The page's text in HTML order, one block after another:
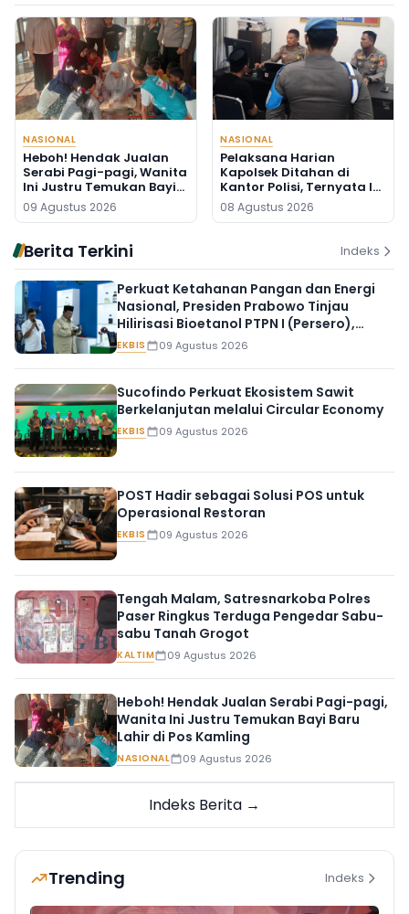
NASIONAL
Heboh! Hendak Jualan
Serabi Pagi-pagi, Wanita
Ini Justru Temukan Bayi
Baru Lahir di Pos Kamling
09 Agustus 2026
NASIONAL
Pelaksana Harian
Kapolsek Ditahan di
Kantor Polisi, Ternyata Ini
Penyebabnya
08 Agustus 2026
Berita Terkini Indeks
Perkuat Ketahanan Pangan dan Energi
Nasional, Presiden Prabowo Tinjau
Hilirisasi Bioetanol PTPN I (Persero),
Subholding Perkebunan Nusantara
EKBIS 09 Agustus 2026
Sucofindo Perkuat Ekosistem Sawit
Berkelanjutan melalui Circular Economy
EKBIS 09 Agustus 2026
POST Hadir sebagai Solusi POS untuk
Operasional Restoran
EKBIS 09 Agustus 2026
Tengah Malam, Satresnarkoba Polres
Paser Ringkus Terduga Pengedar Sabu-
sabu Tanah Grogot
KALTIM 09 Agustus 2026
Heboh! Hendak Jualan Serabi Pagi-pagi,
Wanita Ini Justru Temukan Bayi Baru
Lahir di Pos Kamling
NASIONAL 09 Agustus 2026
Indeks Berita →
Trending Indeks